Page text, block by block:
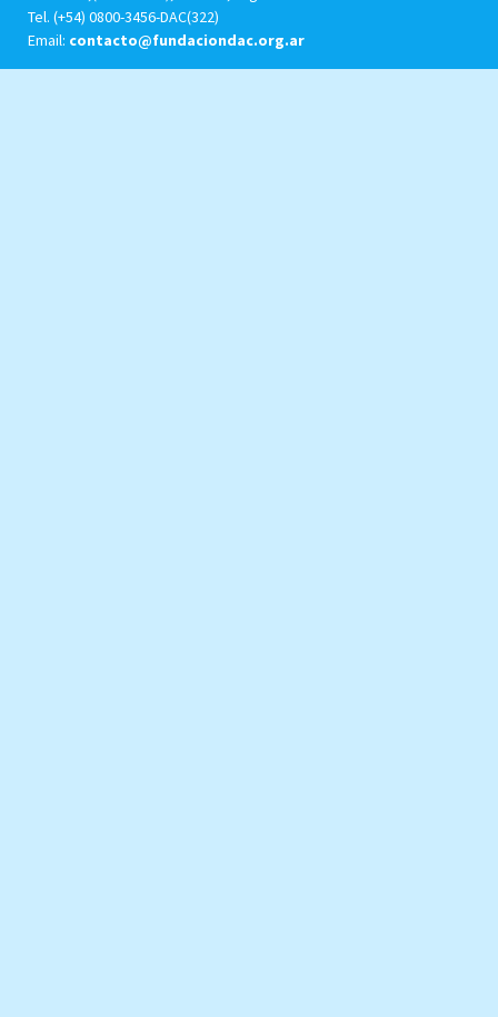
Tel. (+54) 0800-3456-DAC(322)
Email: contacto@fundaciondac.org.ar